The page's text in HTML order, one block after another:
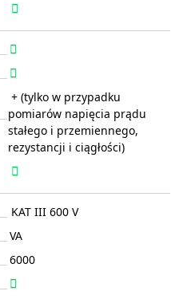
+ (tylko w przypadku
pomiarów napięcia prądu
stałego i przemiennego,
rezystancji i ciągłości)
KAT III 600 V
VA
6000